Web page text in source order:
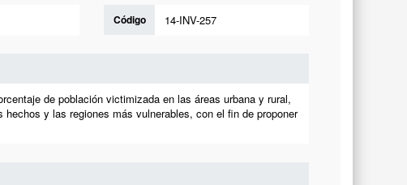
Código 14-INV-257
de población victimizada en las áreas urbana y rural,
y las regiones más vulnerables, con el fin de proponer